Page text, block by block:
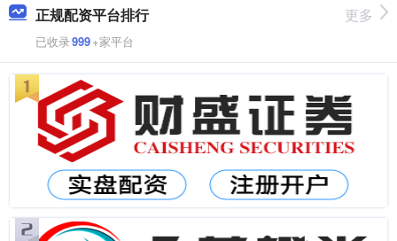
正规配资平台排行
已收录999+家平台
更多